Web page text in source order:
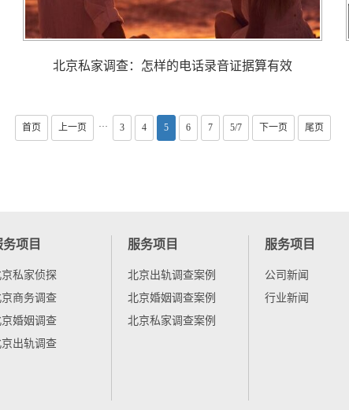
北京私家调查： 怎样的电话录音证据算有效
首页 上一页 ··· 3 4 5 6 7 5/7 下一页 尾页
务项目
私家侦探
商务调查
婚姻调查
出轨调查
服务项目
北京出轨调查案例
北京婚姻调查案例
北京私家调查案例
服务项目
公司新闻
行业新闻